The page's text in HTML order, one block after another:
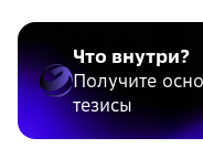
Что внутри?
Получите
тезисы